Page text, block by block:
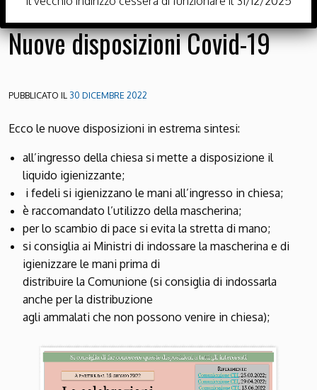
Nuove disposizioni Covid-19
PUBBLICATO IL 30 DICEMBRE 2022
Ecco le nuove disposizioni in estrema sintesi:
all’ingresso della chiesa si mette a disposizione il
liquido igienizzante;
i fedeli si igienizzano le mani all’ingresso in chiesa;
è raccomandato l’utilizzo della mascherina;
per lo scambio di pace si evita la stretta di mano;
si consiglia ai Ministri di indossare la mascherina e di
igienizzare le mani prima di
distribuire la Comunione (si consiglia di indossarla
anche per la distribuzione
agli ammalati che non possono venire in chiesa);